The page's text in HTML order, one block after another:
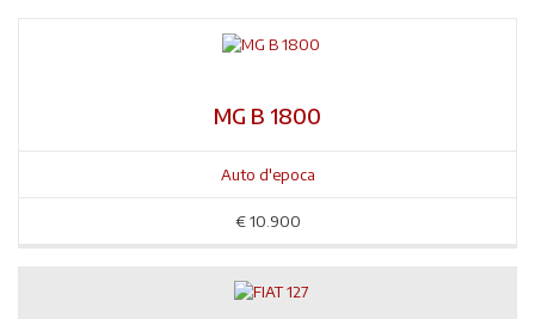
MG B 1800
Auto d'epoca
€ 10.900